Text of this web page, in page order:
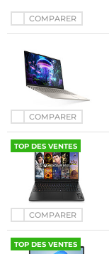
COMPARER
COMPARER
TOP DES VENTES
COMPARER
TOP DES VENTES